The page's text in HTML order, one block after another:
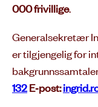
000 frivillige.
Generalsekretær
er tilgjengelig for
132E‑post: